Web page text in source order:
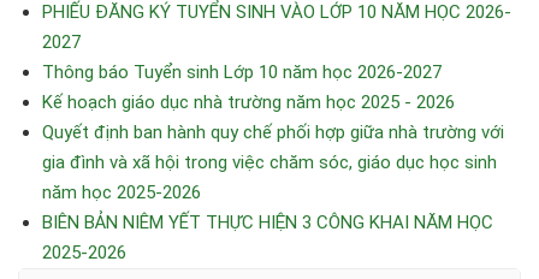
PHIẾU ĐĂNG KÝ TUYỂN SINH VÀO LỚP 10 NĂM HỌC 2026-
2027
Thông báo Tuyển sinh Lớp 10 năm học 2026-2027
Kế hoạch giáo dục nhà trường năm học 2025 - 2026
Quyết định ban hành quy chế phối hợp giữa nhà trường với
gia đình và xã hội trong việc chăm sóc, giáo dục học sinh
năm học 2025-2026
BIÊN BẢN NIÊM YẾT THỰC HIỆN 3 CÔNG KHAI NĂM HỌC
2025-2026